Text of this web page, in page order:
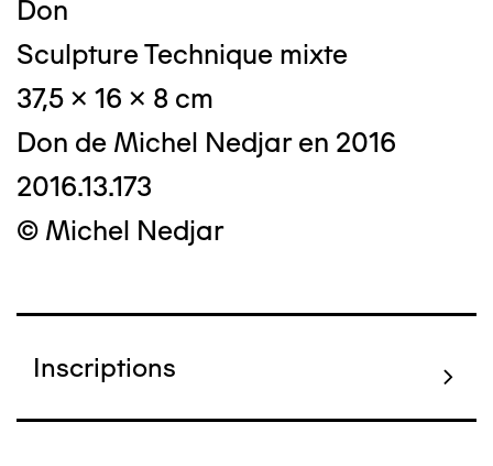
Don
Sculpture Technique mixte
37,5 x 16 x 8 cm
Don de Michel Nedjar en 2016
2016.13.173
© Michel Nedjar
Inscriptions